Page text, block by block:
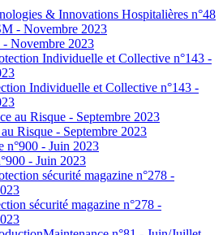
& Innovations Hospitalières n°48
Novembre 2023
Individuelle et Collective n°143 -
Risque - Septembre 2023
- Juin 2023
sécurité magazine n°278 -